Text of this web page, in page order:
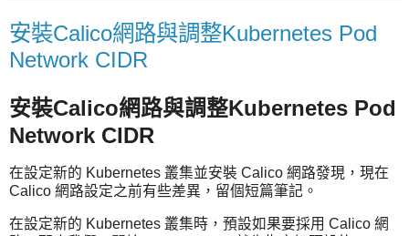
安裝Calico網路與調整Kubernetes Pod
Network CIDR
安裝Calico網路與調整Kubernetes Pod
Network CIDR
在設定新的 Kubernetes 叢集並安裝 Calico 網路發現，現在
Calico 網路設定之前有些差異，留個短篇筆記。
在設定新的 Kubernetes 叢集時，預設如果要採用 Calico 網